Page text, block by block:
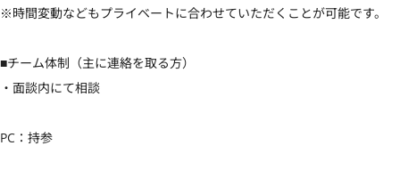
※時間変動などもプライベートに合わせていただくことが可能です。
■チーム体制（主に連絡を取る方）
・面談内にて相談
PC：持参